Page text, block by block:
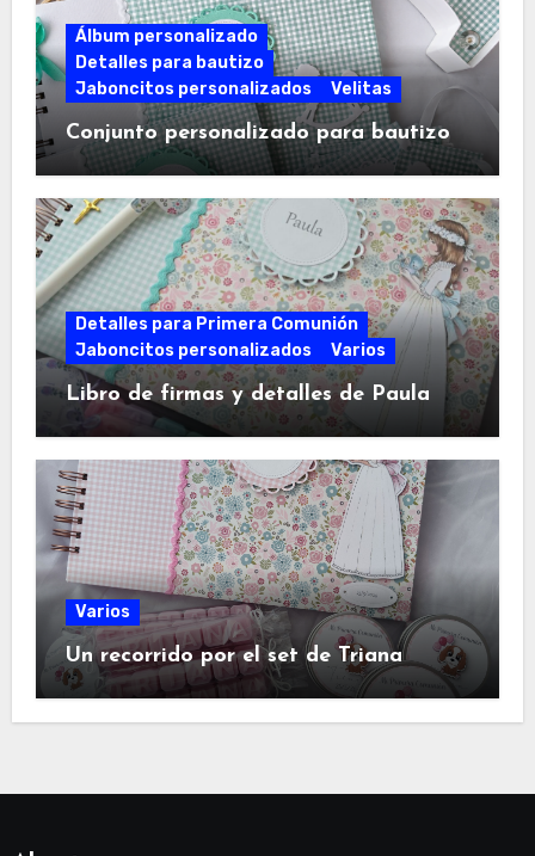
Álbum personalizado
Detalles para bautizo
Jaboncitos personalizados
Velitas
Conjunto personalizado para bautizo
Detalles para Primera Comunión
Jaboncitos personalizados
Varios
Libro de firmas y detalles de Paula
Varios
Un recorrido por el set de Triana